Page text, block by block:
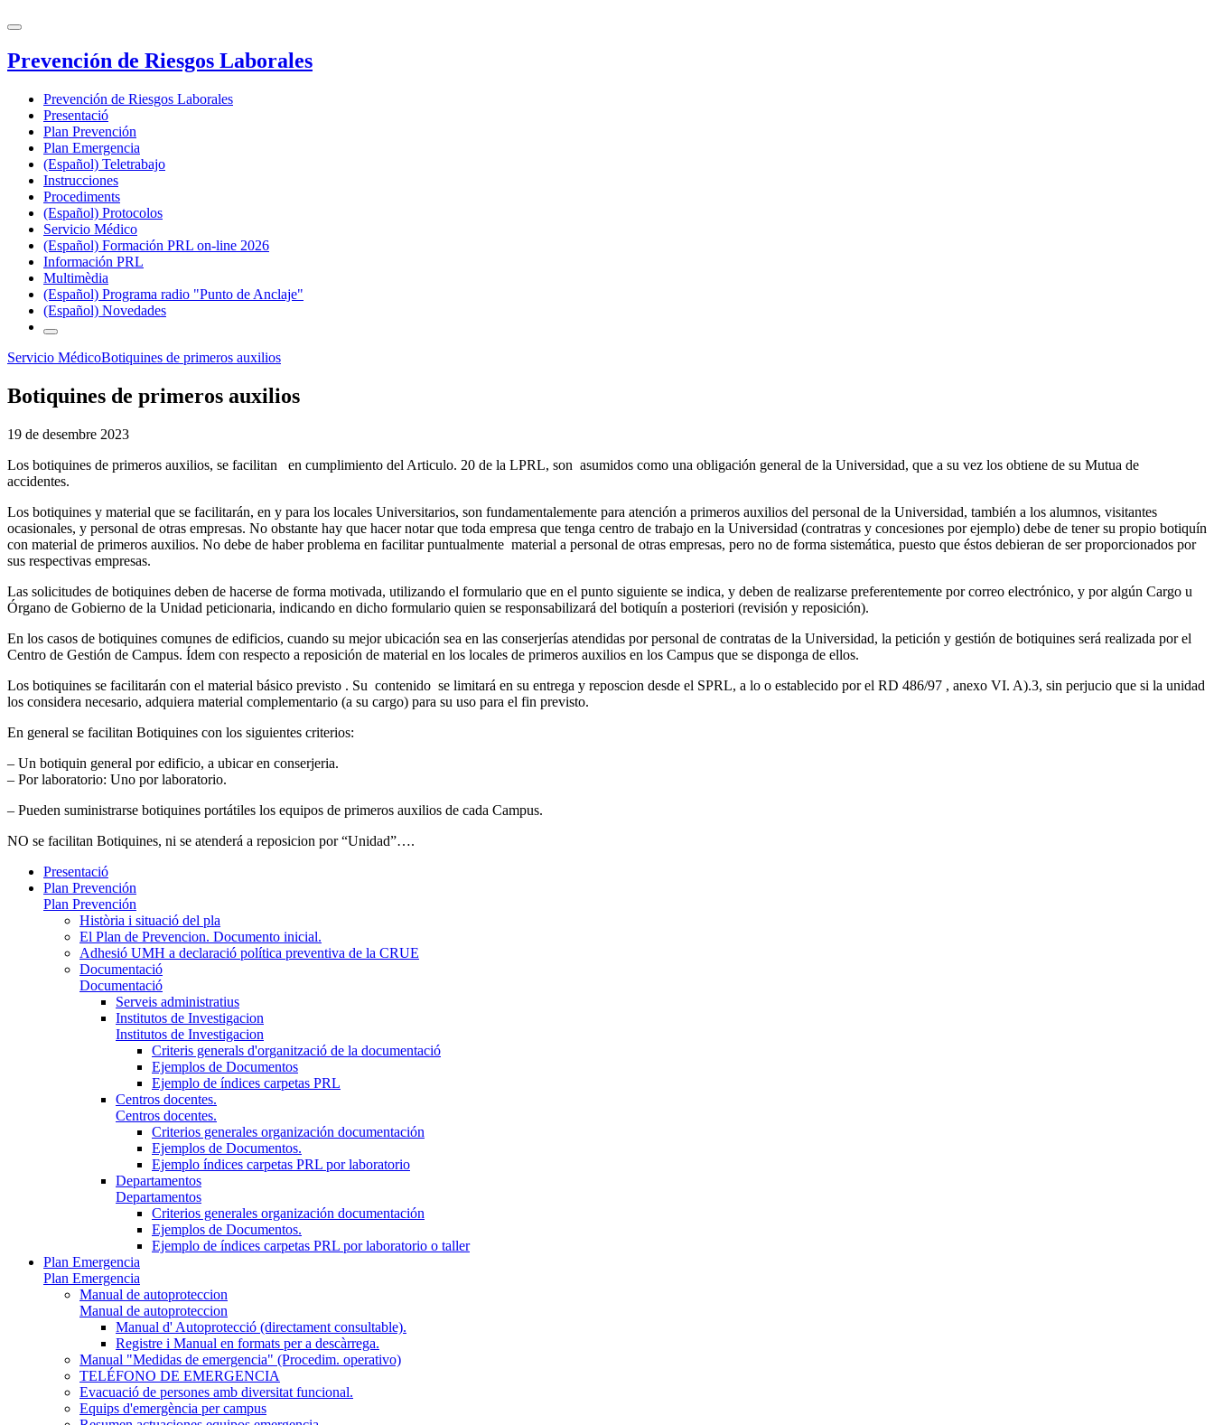
Prevención de Riesgos Laborales
Prevención de Riesgos Laborales
Presentació
Plan Prevención
Plan Emergencia
(Español) Teletrabajo
Instrucciones
Procediments
(Español) Protocolos
Servicio Médico
(Español) Formación PRL on-line 2026
Información PRL
Multimèdia
(Español) Programa radio "Punto de Anclaje"
(Español) Novedades
Servicio MédicoBotiquines de primeros auxilios
Botiquines de primeros auxilios
19 de desembre 2023
Los botiquines de primeros auxilios, se facilitan en cumplimiento del Articulo. 20 de la LPRL, son asumidos como una obligación general de la Universidad, que a su vez los obtiene de su Mutua de
accidentes.
Los botiquines y material que se facilitarán, en y para los locales Universitarios, son fundamentalemente para atención a primeros auxilios del personal de la Universidad, también a los alumnos, visitantes
ocasionales, y personal de otras empresas. No obstante hay que hacer notar que toda empresa que tenga centro de trabajo en la Universidad (contratras y concesiones por ejemplo) debe de tener su propio botiquín
con material de primeros auxilios. No debe de haber problema en facilitar puntualmente material a personal de otras empresas, pero no de forma sistemática, puesto que éstos debieran de ser proporcionados por
sus respectivas empresas.
Las solicitudes de botiquines deben de hacerse de forma motivada, utilizando el formulario que en el punto siguiente se indica, y deben de realizarse preferentemente por correo electrónico, y por algún Cargo u
Órgano de Gobierno de la Unidad peticionaria, indicando en dicho formulario quien se responsabilizará del botiquín a posteriori (revisión y reposición).
En los casos de botiquines comunes de edificios, cuando su mejor ubicación sea en las conserjerías atendidas por personal de contratas de la Universidad, la petición y gestión de botiquines será realizada por el
Centro de Gestión de Campus. Ídem con respecto a reposición de material en los locales de primeros auxilios en los Campus que se disponga de ellos.
Los botiquines se facilitarán con el material básico previsto . Su contenido se limitará en su entrega y reposcion desde el SPRL, a lo o establecido por el RD 486/97 , anexo VI. A).3, sin perjucio que si la unidad
los considera necesario, adquiera material complementario (a su cargo) para su uso para el fin previsto.
En general se facilitan Botiquines con los siguientes criterios:
– Un botiquin general por edificio, a ubicar en conserjeria.
– Por laboratorio: Uno por laboratorio.
– Pueden suministrarse botiquines portátiles los equipos de primeros auxilios de cada Campus.
NO se facilitan Botiquines, ni se atenderá a reposicion por “Unidad”….
Presentació
Plan Prevención
Plan Prevención
Història i situació del pla
El Plan de Prevencion. Documento inicial.
Adhesió UMH a declaració política preventiva de la CRUE
Documentació
Documentació
Serveis administratius
Institutos de Investigacion
Institutos de Investigacion
Criteris generals d'organització de la documentació
Ejemplos de Documentos
Ejemplo de índices carpetas PRL
Centros docentes.
Centros docentes.
Criterios generales organización documentación
Ejemplos de Documentos.
Ejemplo índices carpetas PRL por laboratorio
Departamentos
Departamentos
Criterios generales organización documentación
Ejemplos de Documentos.
Ejemplo de índices carpetas PRL por laboratorio o taller
Plan Emergencia
Plan Emergencia
Manual de autoproteccion
Manual de autoproteccion
Manual d' Autoprotecció (directament consultable).
Registre i Manual en formats per a descàrrega.
Manual "Medidas de emergencia" (Procedim. operativo)
TELÉFONO DE EMERGENCIA
Evacuació de persones amb diversitat funcional.
Equips d'emergència per campus